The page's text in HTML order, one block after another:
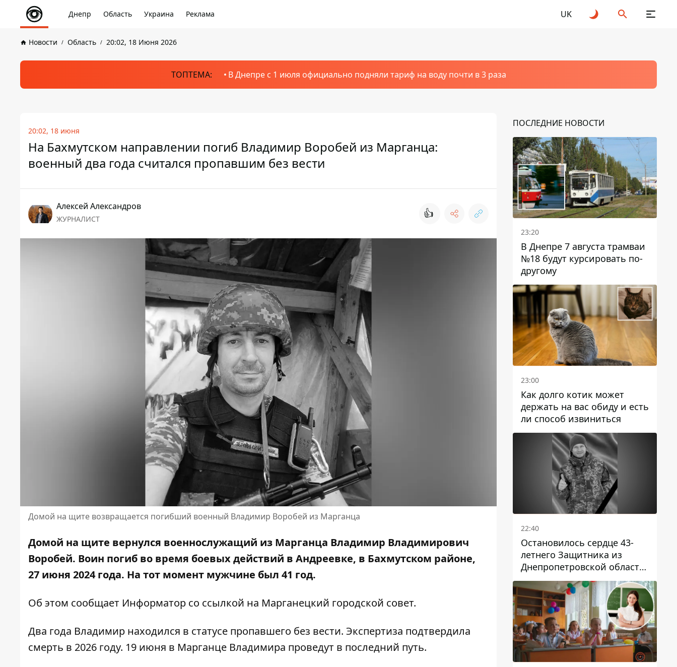
Днепр Область Украина Реклама UK
Новости Область 20:02, 18 Июня 2026
ТОПТЕМА: В Днепре с 1 июля официально подняли тариф на воду почти в 3 раза
20:02, 18 июня
На Бахмутском направлении погиб Владимир Воробей из Марганца:
военный два года считался пропавшим без вести
Алексей Александров
ЖУРНАЛИСТ 👍
Домой на щите возвращается погибший военный Владимир Воробей из Марганца
Домой на щите вернулся военнослужащий из Марганца Владимир Владимирович
Воробей. Воин погиб во время боевых действий в Андреевке, в Бахмутском районе,
27 июня 2024 года. На тот момент мужчине был 41 год.
Об этом сообщает Информатор со ссылкой на Марганецкий городской совет.
Два года Владимир находился в статусе пропавшего без вести. Экспертиза подтвердила
смерть в 2026 году. 19 июня в Марганце Владимира проведут в последний путь.
ПОСЛЕДНИЕ НОВОСТИ
23:20
В Днепре 7 августа трамваи
№18 будут курсировать по-
другому
23:00
Как долго котик может
держать на вас обиду и есть
ли способ извиниться
22:40
Остановилось сердце 43-
летнего Защитника из
Днепропетровской области
Евгения Зинченко